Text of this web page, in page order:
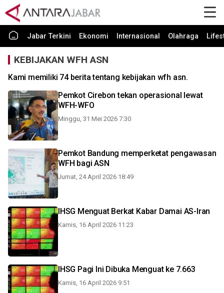
Jabar Terkini Ekonomi Internasional Olahraga
KEBIJAKAN WFH ASN
Kami memiliki 74 berita tentang kebijakan wfh asn.
Pemkot Cirebon tekan operasional lewat
WFH-WFO
Minggu, 31 Mei 2026 7:30
Pemkot Bandung memperketat pengawasan
WFH bagi ASN
Jumat, 24 April 2026 18:49
IHSG Menguat Berkat Kabar Damai AS-Iran
Kamis, 16 April 2026 11:23
IHSG Pagi Ini Dibuka Menguat ke 7.663
Kamis, 16 April 2026 9:51